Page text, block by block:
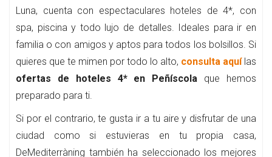
Luna, cuenta con espectaculares hoteles de 4*, con
spa, piscina y todo lujo de detalles. Ideales para ir en
familia o con amigos y aptos para todos los bolsillos. Si
quieres que te mimen por todo lo alto, consulta aquílas
ofertas de hoteles 4* en Peñíscola que hemos
preparado para ti.
Si por el contrario, te gusta ir a tu aire y disfrutar de una
ciudad como si estuvieras en tu propia casa,
DeMediterràning también ha seleccionado los mejores